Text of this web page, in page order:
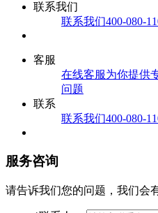
联系我们
联系我们400-080-
客服
在线客服为你提供
问题
联系
联系我们400-080-
服务咨询
请告诉我们您的问题，我们会